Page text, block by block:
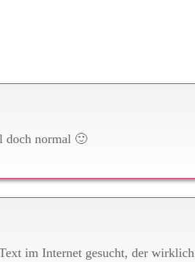
doch normal 🙂
im Internet gesucht, der